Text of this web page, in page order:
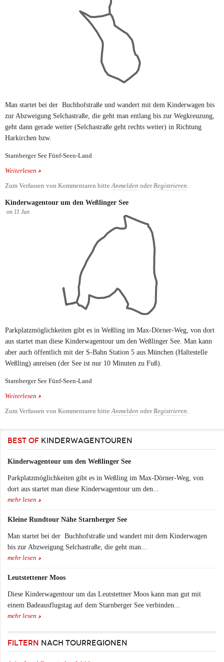
Man startet bei der Buchhofstraße und wandert mit dem Kinderwagen bis
zur Abzweigung Selchastraße, die geht man entlang bis zur Wegkreuzung,
geht dann gerade weiter (Selchastraße geht rechts weiter) in Richtung
Harkirchen bzw.
Starnberger See Fünf-Seen-Land
Weiterlesen über Kleine Rundtour Nähe Starnberger See
Zum Verfassen von Kommentaren bitteAnmelden oderRegistrieren.
Kinderwagentour um den Weßlinger See
on 11 Jun
Parkplatzmöglichkeiten gibt es in Weßling im Max-Dörner-Weg, von dort
aus startet man diese Kinderwagentour um den Weßlinger See. Man kann
aber auch öffentlich mit der S-Bahn Station 5 aus München (Haltestelle
Weßling) anreisen (der See ist nur 10 Minuten zu Fuß).
Starnberger See Fünf-Seen-Land
Weiterlesen über Kinderwagentour um den Weßlinger See
Zum Verfassen von Kommentaren bitteAnmelden oderRegistrieren.
BEST OF KINDERWAGENTOUREN
Kinderwagentour um den Weßlinger See
Parkplatzmöglichkeiten gibt es in Weßling im Max-Dörner-Weg, von
dort aus startet man diese Kinderwagentour um den...
mehr lesen
Kleine Rundtour Nähe Starnberger See
Man startet bei der Buchhofstraße und wandert mit dem Kinderwagen
bis zur Abzweigung Selchastraße, die geht man...
mehr lesen
Leutstettener Moos
Diese Kinderwagentour um das Leutstettner Moos kann man gut mit
einem Badeausflugstag auf dem Starnberger See verbinden...
mehr lesen
FILTERN NACH TOURREGIONEN